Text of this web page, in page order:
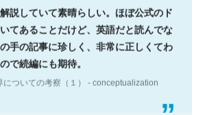
説していて素晴らしい。ほぼ公式のド
てあることだけど、英語だと読んでな
手の記事に珍しく、非常に正しくてわ
で続編にも期待。
についての考察（１） - conceptualization